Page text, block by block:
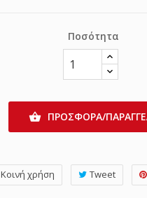
Ποσότητα
 ΠΡΟΣΦΟΡΑ/
Κοινή χρήση Tweet